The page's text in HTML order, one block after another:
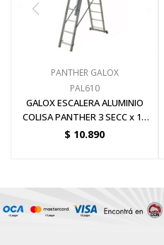
PANTHER GALOX
PAL610
GALOX ESCALERA ALUMINIO
COLISA PANTHER 3 SECC x 10
ESC
$ 10.890